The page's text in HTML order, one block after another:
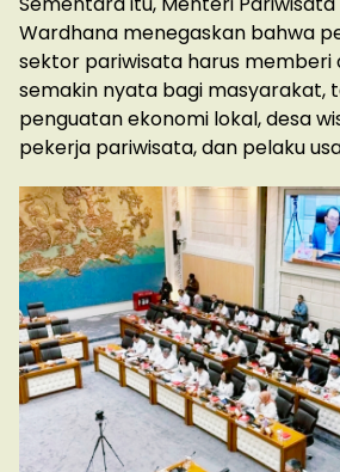
Wardhana menegaskan bahwa
sektor pariwisata harus memberi
semakin nyata bagi masyarakat,
penguatan ekonomi lokal, desa
pekerja pariwisata, dan pelaku